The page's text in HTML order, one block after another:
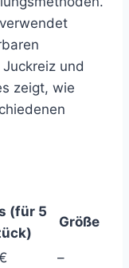
und
zeigt, wie
(für 5
Größe
–